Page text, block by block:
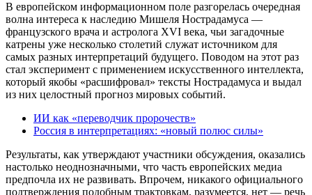
В европейском информационном поле разгорелась очередная
волна интереса к наследию Мишеля Нострадамуса —
французского врача и астролога XVI века, чьи загадочные
катрены уже несколько столетий служат источником для
самых разных интерпретаций будущего. Поводом на этот раз
стал эксперимент с применением искусственного интеллекта,
который якобы «расшифровал» тексты Нострадамуса и выдал
из них целостный прогноз мировых событий.
ИИ как «переводчик пророчеств»
Россия в интерпретациях: «новый полюс силы»
Результаты, как утверждают участники обсуждения, оказались
настолько неоднозначными, что часть европейских медиа
предпочла их не развивать. Впрочем, никакого официального
подтверждения подобным трактовкам, разумеется, нет — речь